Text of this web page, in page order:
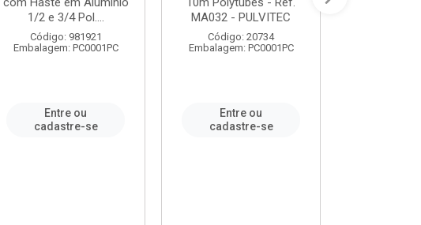
1/2 e 3/4 Pol....
Código: 981921
Embalagem: PC0001PC
Entre ou
cadastre-se
MA032 - PULVITEC
Código: 20734
Embalagem: PC0001PC
Entre ou
cadastre-se